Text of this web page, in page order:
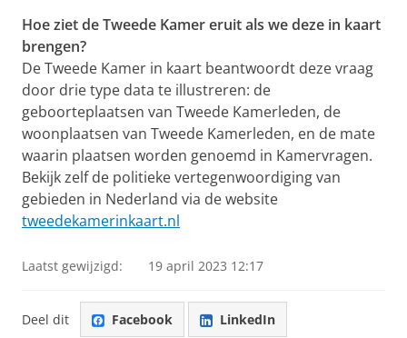
Hoe ziet de Tweede Kamer eruit als we deze in kaart
brengen?
De Tweede Kamer in kaart beantwoordt deze vraag
door drie type data te illustreren: de
geboorteplaatsen van Tweede Kamerleden, de
woonplaatsen van Tweede Kamerleden, en de mate
waarin plaatsen worden genoemd in Kamervragen.
Bekijk zelf de politieke vertegenwoordiging van
gebieden in Nederland via de website
tweedekamerinkaart.nl
Laatst gewijzigd: 19 april 2023 12:17
Deel dit Facebook LinkedIn